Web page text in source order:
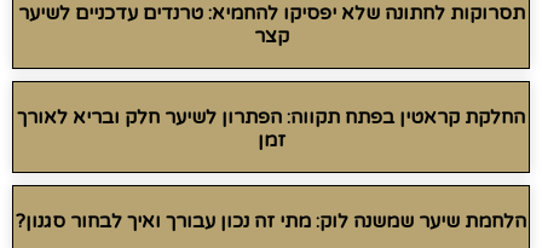
תסרוקות לחתונה שלא יפסיקו להחמיא: טרנדים עדכניים לשיער
קצר
החלקת קראטין בפתח תקווה: הפתרון לשיער חלק ובריא לאורך
זמן
הלחמת שיער שמשנה לוק: מתי זה נכון עבורך ואיך לבחור סגנון?